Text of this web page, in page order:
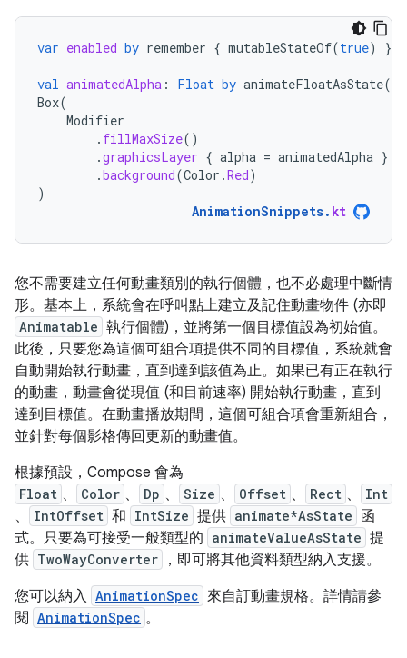
var enabled by remember { mutableStateOf(true) }
val animatedAlpha : Float by animateFloatAsState(
Box(
Modifier
. fillMaxSize()
.graphicsLayer { alpha = animatedAlpha }
.background(Color .Red)
)
AnimationSnippets. kt
您不需要建立任何動畫類別的執行個體，也不必處理中斷情
形。基本上，系統會在呼叫點上建立及記住動畫物件 (亦即
Animatable 執行個體)，並將第一個目標值設為初始值。
此後，只要您為這個可組合項提供不同的目標值，系統就會
自動開始執行動畫，直到達到該值為止。如果已有正在執行
的動畫，動畫會從現值 (和目前速率) 開始執行動畫，直到
達到目標值。在動畫播放期間，這個可組合項會重新組合，
並針對每個影格傳回更新的動畫值。
根據預設，Compose 會為
Float 、 Color 、 Dp 、 Size 、 Offset 、 Rect 、 Int
、 IntOffset 和 IntSize 提供 animate*AsState 函
式。只要為可接受一般類型的 animateValueAsState 提
供 TwoWayConverter
，即可將其他資料類型納入支援。
您可以納入 AnimationSpec 來自訂動畫規格。詳情請參
閱 AnimationSpec 。